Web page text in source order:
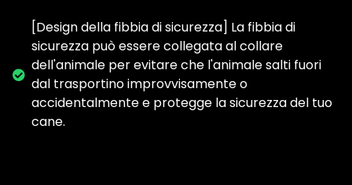
[Design della fibbia di sicurezza] La fibbia di
sicurezza può essere collegata al collare
dell'animale per evitare che l'animale salti fuori
dal trasportino improvvisamente o
accidentalmente e protegge la sicurezza del tuo
cane.